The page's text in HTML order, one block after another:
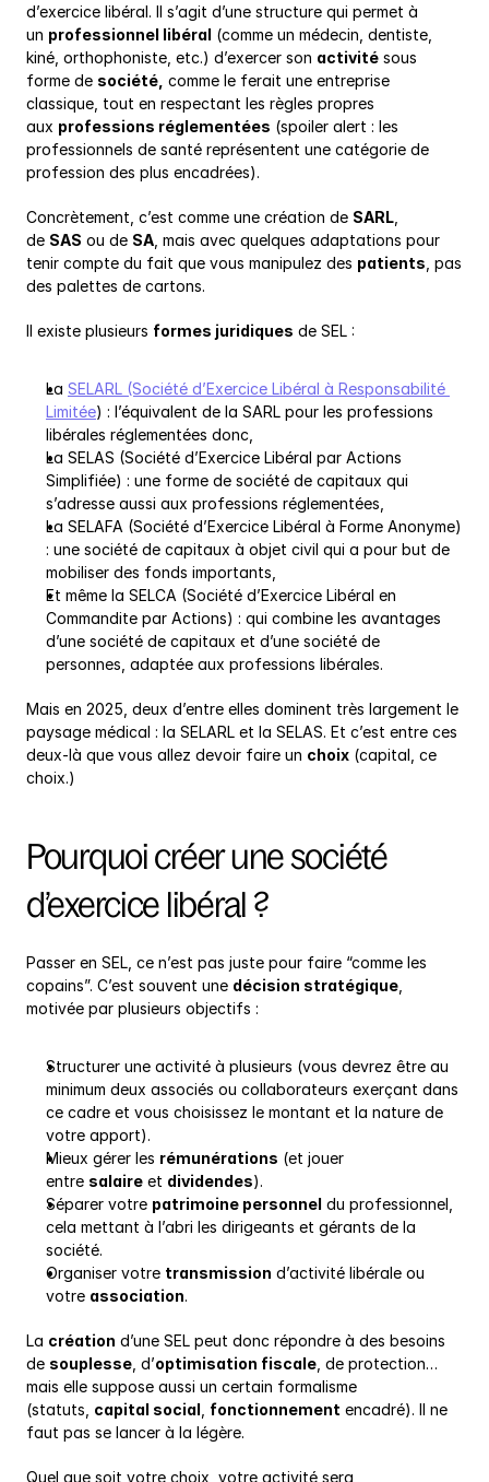
d’exercice libéral. Il s’agit d’une structure qui permet à
un professionnel libéral (comme un médecin, dentiste,
kiné, orthophoniste, etc.) d’exercer son activité sous
forme de société, comme le ferait une entreprise
classique, tout en respectant les règles propres
aux professions réglementées (spoiler alert : les
professionnels de santé représentent une catégorie de
profession des plus encadrées).
Concrètement, c’est comme une création de SARL
de SAS ou de SA , mais avec quelques adaptations pour
tenir compte du fait que vous manipulez des patients , pas
des palettes de cartons.
Il existe plusieurs formes juridiques de SEL :
La SELARL (Société d’Exercice Libéral à Responsabilité
Limitée) : l’équivalent de la SARL pour les professions
libérales réglementées donc,
La SELAS (Société d’Exercice Libéral par Actions
Simplifiée) : une forme de société de capitaux qui
s’adresse aussi aux professions réglementées,
La SELAFA (Société d’Exercice Libéral à Forme Anonyme)
: une société de capitaux à objet civil qui a pour but de
mobiliser des fonds importants,
Et même la SELCA (Société d’Exercice Libéral en
Commandite par Actions) : qui combine les avantages
d’une société de capitaux et d’une société de
personnes, adaptée aux professions libérales.
Mais en 2025, deux d’entre elles dominent très largement le
paysage médical : la SELARL et la SELAS. Et c’est entre ces
deux-là que vous allez devoir faire un choix (capital, ce
choix.)
Pourquoi créer une société
d’exercice libéral ?
Passer en SEL, ce n’est pas juste pour faire “comme les
copains”. C’est souvent une décision stratégique
motivée par plusieurs objectifs :
Structurer une activité à plusieurs (vous devrez être au
minimum deux associés ou collaborateurs exerçant dans
ce cadre et vous choisissez le montant et la nature de
votre apport).
Mieux gérer les rémunérations (et jouer
entre salaire et dividendes).
Séparer votre patrimoine personnel du professionnel,
cela mettant à l’abri les dirigeants et gérants de la
société.
Organiser votre transmission d’activité libérale ou
votre association.
La création d’une SEL peut donc répondre à des besoins
de souplesse , d’optimisation fiscale , de protection…
mais elle suppose aussi un certain formalisme
(statuts, capital social fonctionnement encadré). Il ne
faut pas se lancer à la légère.
Quel que soit votre choix, votre activité sera